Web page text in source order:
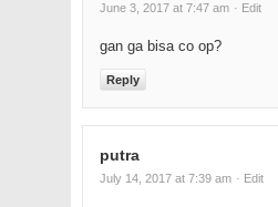
June 3, 2017 at 7:47 am · Edit
gan ga bisa co op?
Reply
putra
July 14, 2017 at 7:39 am · Edit